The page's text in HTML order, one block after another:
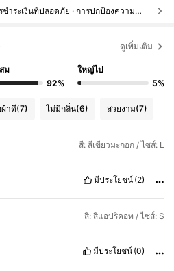
มีบริการเก็บเงินปลายทาง · การชำระเงินที่ปลอดภัย · การปกป้องความเป็นส่วนตัว
ดูเพิ่มเติม
ม
92%
ใหญ่ไป
5%
าดี(7) ไม่มีกลิ่น(6) สวยงาม(7)
สี: สีเขียวมะกอก / ไซส์: L
มีประโยชน์ (2)
สี: สีแอปริคอท / ไซส์: S
มีประโยชน์ (0)